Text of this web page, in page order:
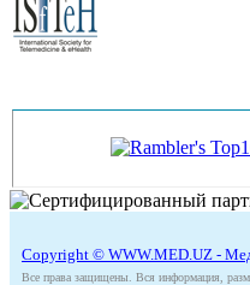
Copyright © WWW.MED.UZ -
Все права защищены. Вся информация,